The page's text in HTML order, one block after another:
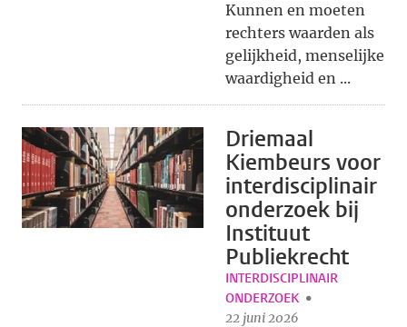
Kunnen en moeten
rechters waarden als
gelijkheid, menselijke
waardigheid en ...
Driemaal
Kiembeurs voor
interdisciplinair
onderzoek bij
Instituut
Publiekrecht
INTERDISCIPLINAIR
ONDERZOEK
22 juni 2026